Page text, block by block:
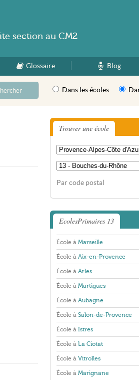
Glossaire Blog
Dans les écoles
Trouver une école
Par code postal
EcolesPrimaires 13
École à Marseille
École à Aix-en-Provence
École à Arles
École à Martigues
École à Aubagne
École à Salon-de-Provence
École à Istres
École à La Ciotat
École à Vitrolles
École à Marignane
section au CM2